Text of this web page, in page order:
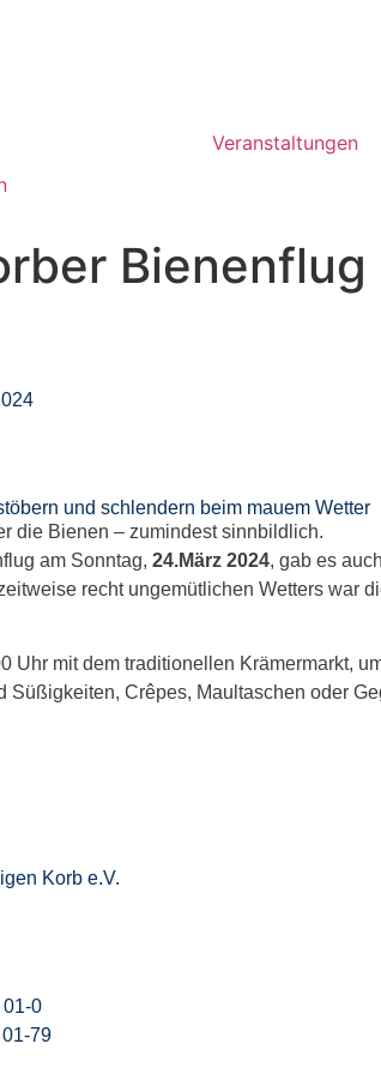
Veranstaltungen
und schlendern beim mauem Wetter
die Bienen – zumindest sinnbildlich.
am Sonntag, 24.März 2024, gab es
recht ungemütlichen Wetters war
Uhr mit dem traditionellen Krämermarkt,
Süßigkeiten, Crêpes, Maultaschen oder
Korb e.V.
0
79